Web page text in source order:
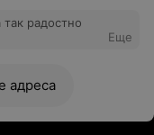
радостно
Еще
адреса